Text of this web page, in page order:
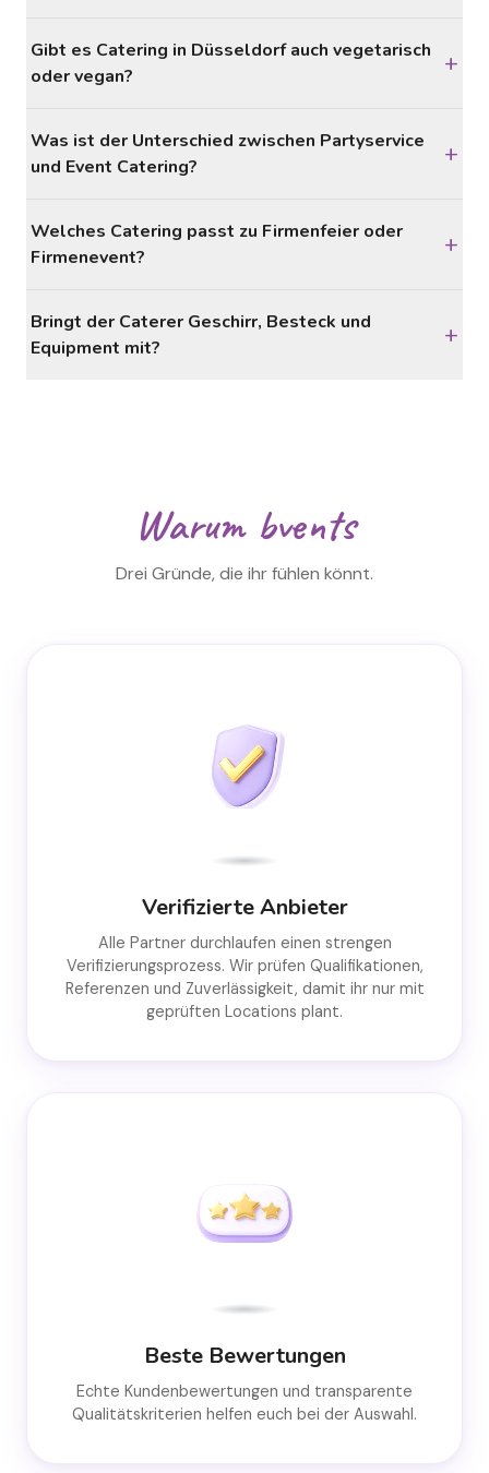
Gibt es Catering in Düsseldorf auch vegetarisch
oder vegan?
+
Was ist der Unterschied zwischen Partyservice
und Event Catering?
+
Welches Catering passt zu Firmenfeier oder
Firmenevent?
+
Bringt der Caterer Geschirr, Besteck und
Equipment mit?
+
Warum bvents
Drei Gründe, die ihr fühlen könnt.
Verifizierte Anbieter
Alle Partner durchlaufen einen strengen
Verifizierungsprozess. Wir prüfen Qualifikationen,
Referenzen und Zuverlässigkeit, damit ihr nur mit
geprüften Locations plant.
Beste Bewertungen
Echte Kundenbewertungen und transparente
Qualitätskriterien helfen euch bei der Auswahl.